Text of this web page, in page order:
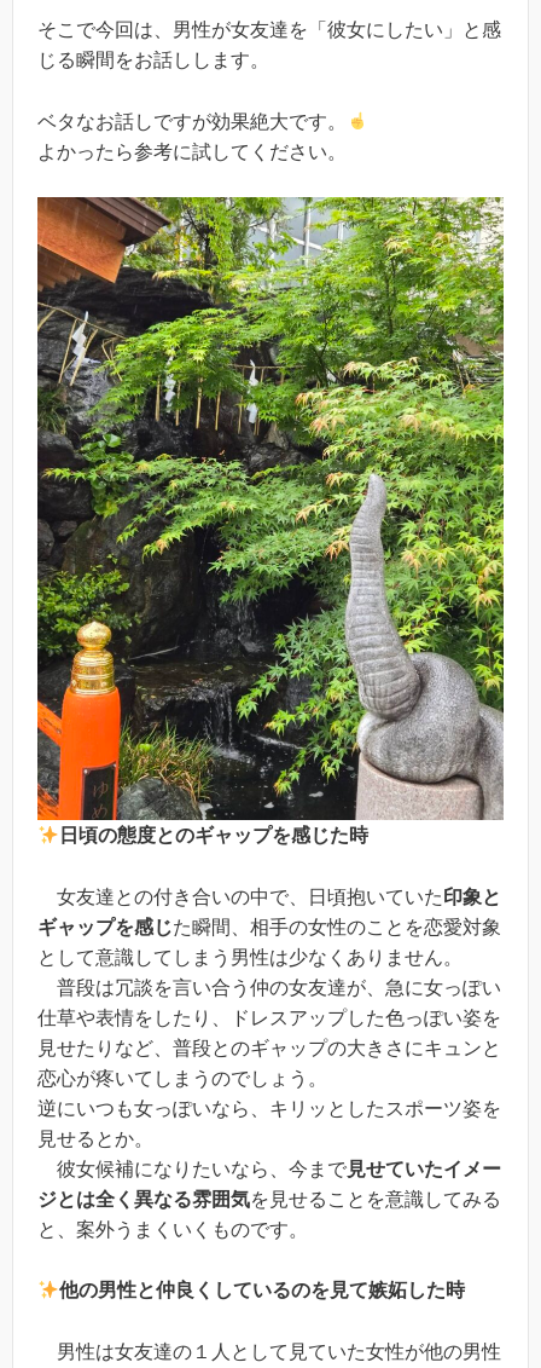
そこで今回は、男性が女友達を「彼女にしたい」と感
じる瞬間をお話しします。
ベタなお話しですが効果絶大です。
よかったら参考に試してください。
日頃の態度とのギャップを感じた時
女友達との付き合いの中で、日頃抱いていた 印象と
ギャップを感じた瞬間、相手の女性のことを恋愛対象
として意識してしまう男性は少なくありません。
普段は冗談を言い合う仲の女友達が、急に女っぽい
仕草や表情をしたり、ドレスアップした色っぽい姿を
見せたりなど、普段とのギャップの大きさにキュンと
恋心が疼いてしまうのでしょう。
逆にいつも女っぽいなら、キリッとしたスポーツ姿を
見せるとか。
彼女候補になりたいなら、今まで見せていたイメー
ジとは全く異なる雰囲気を見せることを意識してみる
と、案外うまくいくものです。
他の男性と仲良くしているのを見て嫉妬した時
男性は女友達の１人として見ていた女性が他の男性